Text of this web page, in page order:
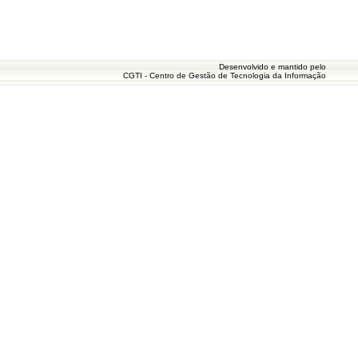
Desenvolvido e mantido pelo
CGTI - Centro de Gestão de Tecnologia da Informação